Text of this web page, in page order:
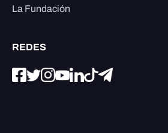
La Fundación
REDES